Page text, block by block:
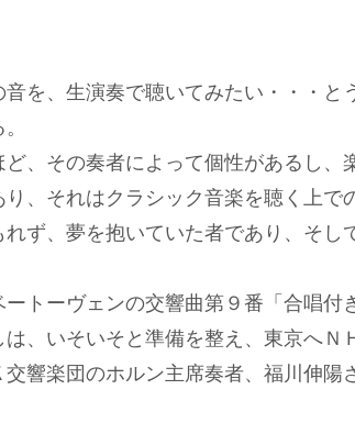
を、生演奏で聴いてみたい・・・と
、その奏者によって個性があるし、
、それはクラシック音楽を聴く上で
ず、夢を抱いていた者であり、そし
トーヴェンの交響曲第９番「合唱付
、いそいそと準備を整え、東京へＮ
響楽団のホルン主席奏者、福川伸陽